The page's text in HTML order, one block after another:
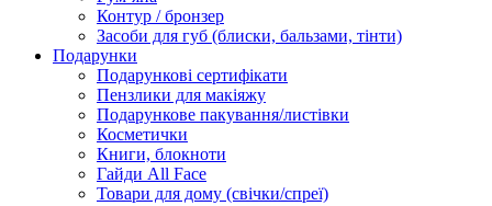
Контур / бронзер
Засоби для губ (блиски, бальзами, тінти)
Подарунки
Подарункові сертифікати
Пензлики для макіяжу
Подарункове пакування/листівки
Косметички
Книги, блокноти
Гайди All Face
Товари для дому (свічки/спреї)